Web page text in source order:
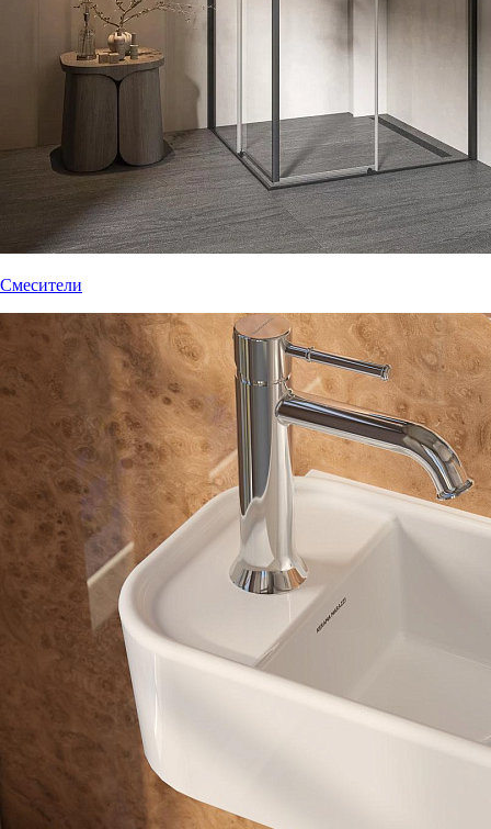
Смесители